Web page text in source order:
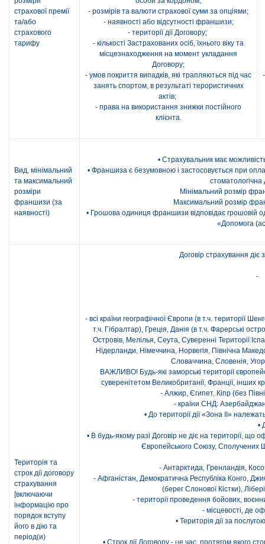
страхової премії
та/або
страхового
тарифу
- розмірів та валюти страхової суми за опціями;
- наявності або відсутності франшизи;
- території дії Договору;
- кількості Застрахованих осіб, їхнього віку та
місцезнаходження на момент укладання
Договору;
- умов покриття випадків, які трапляються під час
занять спортом, в результаті терористичних
актів;
- права на використання знижки постійного
клієнта.
Вид, мінімальний
та максимальний
розміри
франшизи (за
наявності)
• Страхувальник має
• Франшиза є безумовною і застосовується при
Мінімальний розмір
Максимальний розмір
• Грошова одиниця франшизи відповідає грошовій
«Допомога
Територія та
строк дії договору
страхування
[включаючи
інформацію про
порядок вступу
його в дію та
період(и)
Договір страхування
-
- всі країни географічної Європи (в т.ч. території
т.ч. Гібралтар), Греція, Данія (в т.ч. Фарерські
Островів, Мелілья, Сеута, Суверенні Території
Нідерланди, Німеччина, Норвегія, Північна
Словаччина, Словенія,
ВАЖЛИВО! Будь-які заморські території
суверенітетом Великобританії, Франції, інших
- Алжир, Єгипет, Кіпр (без
- країни СНД:
• До території дії «Зона ІІ»
•
• В будь-якому разі Договір не діє на території, що
Європейського Союзу, Сполучених
- Антарктида, Гренландія,
- Афганістан, Демократична Республіка Конго,
(берег Слонової Кістки),
- території проведення бойових,
- місцевості, де
• Територія дії за
• Строк дії Договору - це час, протягом якого